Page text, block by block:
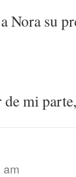
Nora su
mi
am